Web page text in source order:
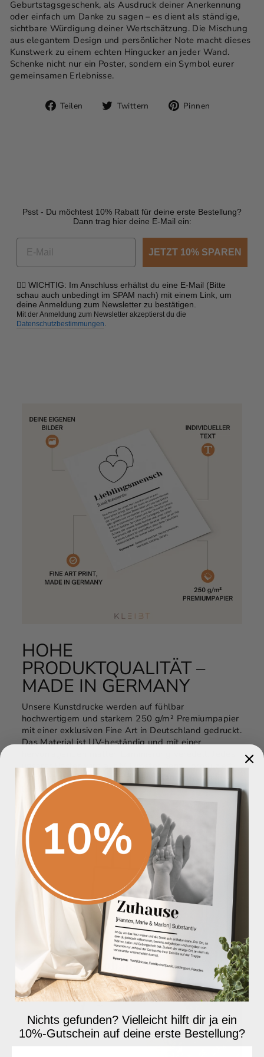
Geburtstagsgeschenk, als Ausdruck deiner Anerkennung
oder einfach um Danke zu sagen – es dient als ständige,
sichtbare Würdigung deiner Wertschätzung. Die Mischung
aus elegantem Design und persönlicher Note macht dieses
Kunstwerk zu einem echten Hingucker an jeder Wand.
Schenke nicht nur ein Poster, sondern ein Symbol eurer
gemeinsamen Erlebnisse.
Teilen
Auf
Twittern
Auf
Pinnen
Psst - Du möchtest 10% Rabatt für deine erste Bestellung?
Dann trag hier deine E-Mail ein:
JETZT 10% SPAREN
☝🏼 WICHTIG: Im Anschluss erhältst du eine E-Mail (Bitte
schau auch unbedingt im SPAM nach) mit einem Link, um
deine Anmeldung zum Newsletter zu bestätigen.
Mit der Anmeldung zum Newsletter akzeptierst du die
Datenschutzbestimmungen
HOHE
PRODUKTQUALITÄT –
MADE IN GERMANY
Unsere Kunstdrucke werden auf fühlbar
hochwertigem und starkem 250 g/m² Premiumpapier
mit einer exklusiven Fine Art in Deutschland gedruckt.
Das Material ist UV-beständig und mit einer
unserer Poster wird auf Millimeter genau produziert,
wodurch sie sich exakt in die Rahmen einfügen
lassen.
Nichts gefunden? Vielleicht hilft dir ja ein
10%-Gutschein auf deine erste Bestellung?